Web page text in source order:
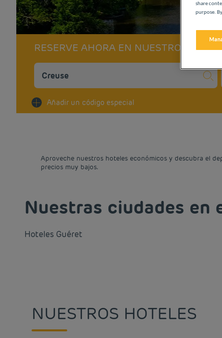
RESERVE AHORA EN NUESTROS
Añadir un código especial
Aproveche nuestros hoteles económicos y descubra el
precios muy bajos.
Nuestras ciudades en
Hoteles Guéret
NUESTROS HOTELES
share
purpose.